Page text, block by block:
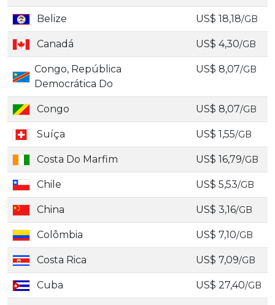
Belize US$ 18,18/GB
Canadá US$ 4,30/GB
Congo, República
Democrática Do
US$ 8,07/GB
Congo US$ 8,07/GB
Suíça US$ 1,55/GB
Costa Do Marfim US$ 16,79/GB
Chile US$ 5,53/GB
China US$ 3,16/GB
Colômbia US$ 7,10/GB
Costa Rica US$ 7,09/GB
Cuba US$ 27,40/GB